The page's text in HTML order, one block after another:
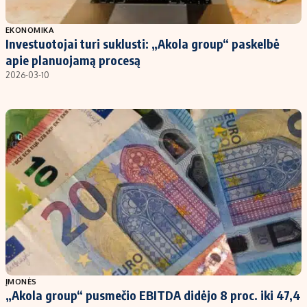
Populiarios temos
Investavimas
Akcijų rinka
Kriptovaliutos
Infliacija
Migracija
Titulinis
Nedarbo išmokos skaičiuoklė
Būsto finansai
Įdomios naujienos
Redakcija
Apie mus
Redakcijos politika
Privatumo politika
Turinio žymėjimo taisyklės
EKONOMIKA
Investuotojai turi suklusti: „Akola group“ paskelbė
apie planuojamą procesą
2026-03-10
ĮMONĖS
„Akola group“ pusmečio EBITDA didėjo 8 proc. iki 47,4